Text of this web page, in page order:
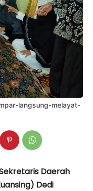
langsung-melayat-
Sekretaris Daerah
Dedi